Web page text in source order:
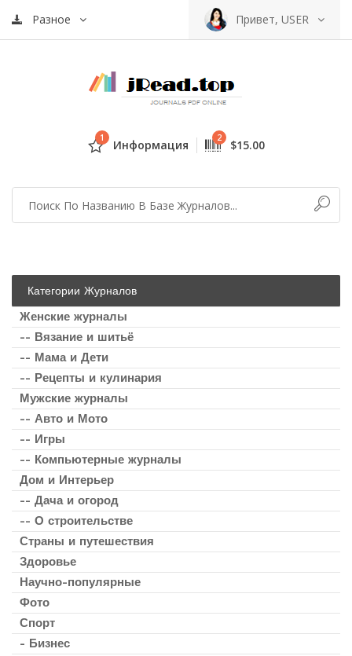
Разное Привет, USER
1 Информация 2 $15.00
Категории Журналов
Женские журналы
-- Вязание и шитьё
-- Мама и Дети
-- Рецепты и кулинария
Мужские журналы
-- Авто и Мото
-- Игры
-- Компьютерные журналы
Дом и Интерьер
-- Дача и огород
-- О строительстве
Страны и путешествия
Здоровье
Научно-популярные
Фото
Спорт
- Бизнес